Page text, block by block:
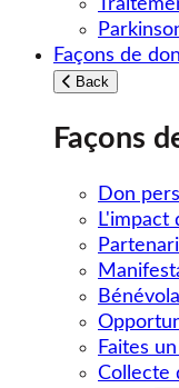
Façons de
Back
Façons
Don
L'impact
Faites
Collecte